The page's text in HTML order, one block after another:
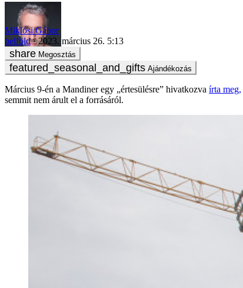
Miklósi Gábor
belföld
2023. március 26. 5:13
Megosztás
Ajándékozás
Március 9-én a Mandiner egy „értesülésre” hivatkozva írta meg,
semmit nem árult el a forrásáról.